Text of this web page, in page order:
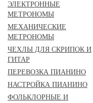
ЭЛЕКТРОННЫЕ
МЕТРОНОМЫ
МЕХАНИЧЕСКИЕ
МЕТРОНОМЫ
ЧЕХЛЫ ДЛЯ СКРИПОК И
ГИТАР
ПЕРЕВОЗКА ПИАНИНО
НАСТРОЙКА ПИАНИНО
ФОЛЬКЛОРНЫЕ И